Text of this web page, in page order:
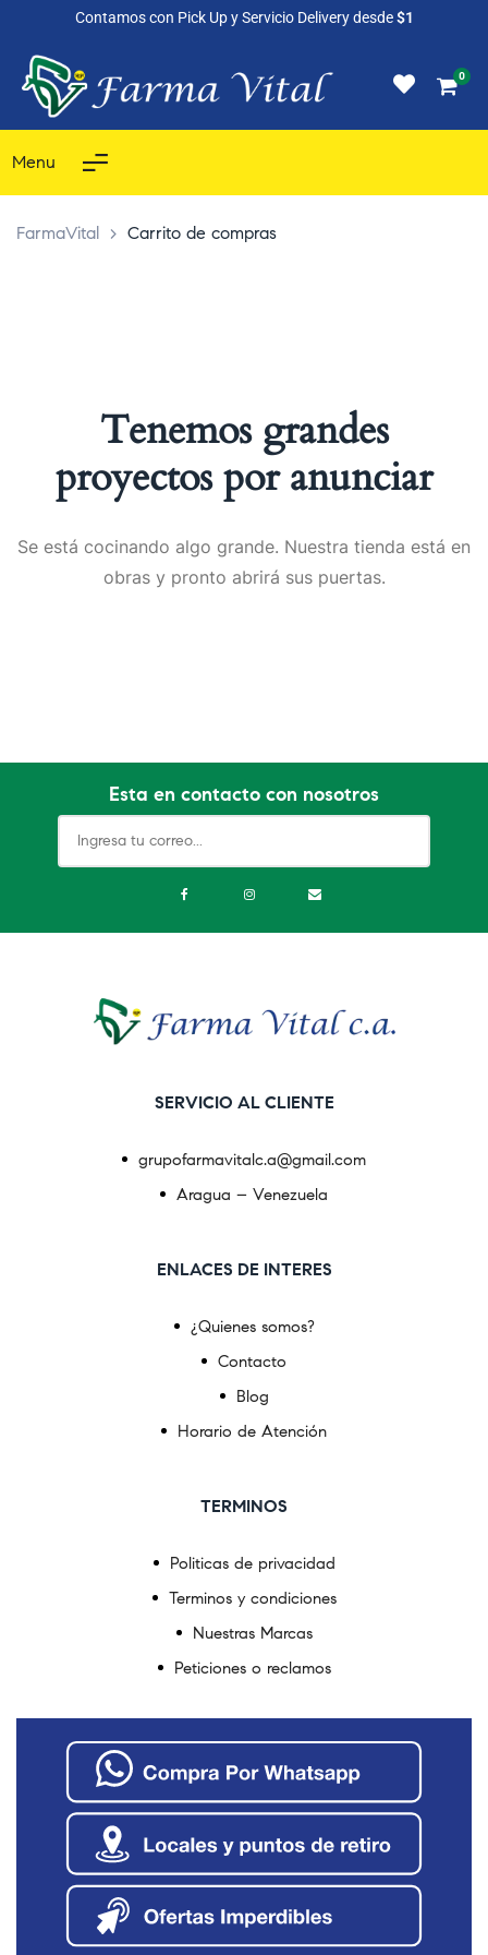
Contamos con Pick Up y Servicio Delivery desde$1
0
Menu
FarmaVital > Carrito de compras
Tenemos grandes
proyectos por anunciar
Se está cocinando algo grande. Nuestra tienda está en
obras y pronto abrirá sus puertas.
Esta en contacto con nosotros
SERVICIO AL CLIENTE
grupofarmavitalc.a@gmail.com
Aragua – Venezuela
ENLACES DE INTERES
¿Quienes somos?
Contacto
Blog
Horario de Atención
TERMINOS
Politicas de privacidad
Terminos y condiciones
Nuestras Marcas
Peticiones o reclamos